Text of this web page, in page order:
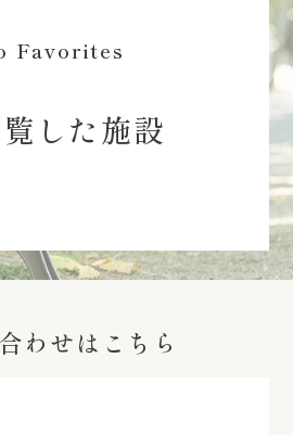
Favorites
した施設
わせはこちら